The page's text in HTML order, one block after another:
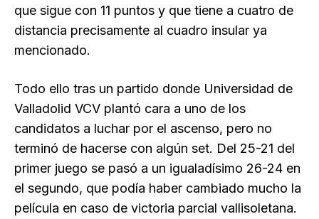
que sigue con 11 puntos y que tiene a cuatro de
distancia precisamente al cuadro insular ya
mencionado.
Todo ello tras un partido donde Universidad de
Valladolid VCV plantó cara a uno de los
candidatos a luchar por el ascenso, pero no
terminó de hacerse con algún set. Del 25-21 del
primer juego se pasó a un igualadísimo 26-24 en
el segundo, que podía haber cambiado mucho la
película en caso de victoria parcial vallisoletana.